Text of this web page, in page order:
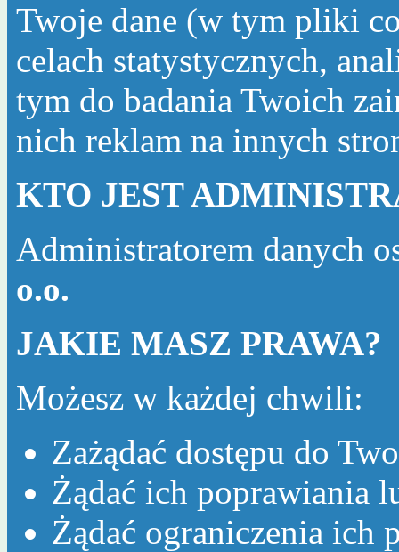
Twoje dane (w tym pliki
celach statystycznych,
tym do badania Twoich
nich reklam na innych
KTO JEST
Administratorem danych
o.o.
JAKIE MASZ PRAWA?
Możesz w każdej chwili:
Zażądać dostępu do
Żądać ich poprawiania
Żądać ograniczenia ich